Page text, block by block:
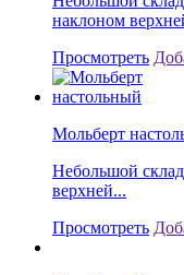
наклоном
Просмотреть
Мольберт
Небольшой
верхней...
Просмотреть